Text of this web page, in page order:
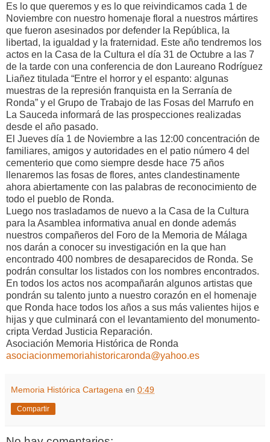
Es lo que queremos y es lo que reivindicamos cada 1 de
Noviembre con nuestro homenaje floral a nuestros mártires
que fueron asesinados por defender la República, la
libertad, la igualdad y la fraternidad. Este año tendremos los
actos en la Casa de la Cultura el día 31 de Octubre a las 7
de la tarde con una conferencia de don Laureano Rodríguez
Liañez titulada “Entre el horror y el espanto: algunas
muestras de la represión franquista en la Serranía de
Ronda” y el Grupo de Trabajo de las Fosas del Marrufo en
La Sauceda informará de las prospecciones realizadas
desde el año pasado.
El Jueves día 1 de Noviembre a las 12:00 concentración de
familiares, amigos y autoridades en el patio número 4 del
cementerio que como siempre desde hace 75 años
llenaremos las fosas de flores, antes clandestinamente
ahora abiertamente con las palabras de reconocimiento de
todo el pueblo de Ronda.
Luego nos trasladamos de nuevo a la Casa de la Cultura
para la Asamblea informativa anual en donde además
nuestros compañeros del Foro de la Memoria de Málaga
nos darán a conocer su investigación en la que han
encontrado 400 nombres de desaparecidos de Ronda. Se
podrán consultar los listados con los nombres encontrados.
En todos los actos nos acompañarán algunos artistas que
pondrán su talento junto a nuestro corazón en el homenaje
que Ronda hace todos los años a sus más valientes hijos e
hijas y que culminará con el levantamiento del monumento-
cripta Verdad Justicia Reparación.
Asociación Memoria Histórica de Ronda
asociacionmemoriahistoricaronda@yahoo.es
Memoria Histórica Cartagena en 0:49
Compartir